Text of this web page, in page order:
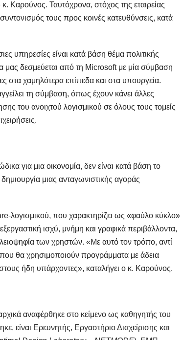
Καρούνος. Ταυτόχρονα, στόχος της εταιρείας
τους προς κοινές κατευθύνσεις, κατά
υπηρεσίες είναι κατά βάση θέμα πολιτικής
δεσμεύεται από τη Microsoft με μία σύμβαση
στα χαμηλότερα επίπεδα και στα υπουργεία.
τη σύμβαση, όπως έχουν κάνει άλλες
του ανοιχτού λογισμικού σε όλους τους τομείς
για μια οικονομία, δεν είναι κατά βάση το
μιας ανταγωνιστικής αγοράς
λογισμικού, που χαρακτηρίζει ως «φαύλο κύκλο»
ισχύ, μνήμη και γραφικά περιβάλλοντα,
των χρηστών. «Με αυτό τον τρόπο, αντί
θα χρησιμοποιούν προγράμματα με άδεια
ήδη υπάρχοντες», καταλήγει ο κ. Καρούνος.
αναφέρθηκε στο κείμενο ως καθηγητής του
Ερευνητής, Εργαστήριο Διαχείρισης και